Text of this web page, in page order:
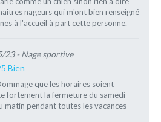
nageurs qui m'ont bien renseigné
à l'accueil à part cette personne.
23- Nage sportive
Bien
que les horaires soient
fortement la fermeture du samedi
matin pendant toutes les vacances